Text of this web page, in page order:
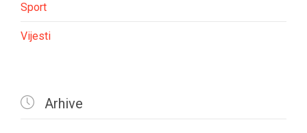
Sport
Vijesti
 Arhive